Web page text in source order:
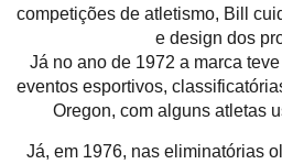
competições de atletismo, Bill
e design dos
Já no ano de 1972 a marca
eventos esportivos,
Oregon, com alguns atletas
Já, em 1976, nas eliminatórias